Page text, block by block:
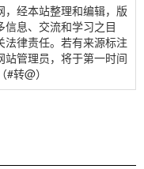
经本站整理和编辑，版
息、交流和学习之目
法律责任。若有来源标注
管理员，将于第一时间
转@）